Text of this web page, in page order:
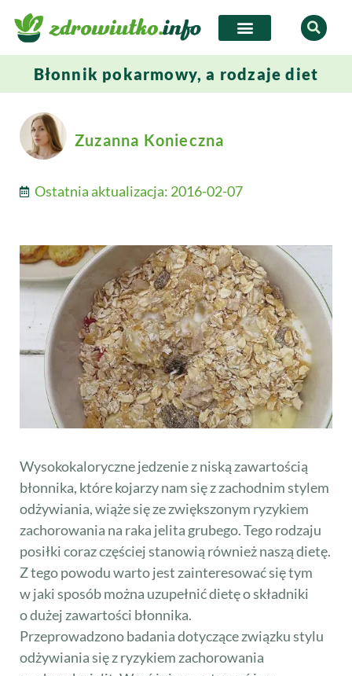
Błonnik pokarmowy, a rodzaje diet
Zuzanna Konieczna
Ostatnia aktualizacja: 2016-02-07
Wysokokaloryczne jedzenie z niską zawartością
błonnika, które kojarzy nam się z zachodnim stylem
odżywiania, wiąże się ze zwiększonym ryzykiem
zachorowania na raka jelita grubego. Tego rodzaju
posiłki coraz częściej stanowią również naszą dietę.
Z tego powodu warto jest zainteresować się tym
w jaki sposób można uzupełnić dietę o składniki
o dużej zawartości błonnika.
Przeprowadzono badania dotyczące związku stylu
odżywiania się z ryzykiem zachorowania